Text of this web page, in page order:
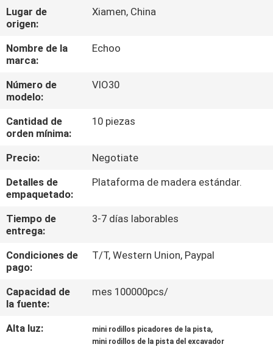
NOSOTROS
VIAJE
DE
LA
FÁBRICA
CONTROL
CALIDAD
NOTICIAS
PIDA
UNA
CITA
Lugar de
origen:
Xiamen, China
Nombre de la
marca:
Echoo
Número de
modelo:
VIO30
Cantidad de
orden mínima:
10 piezas
Precio:
Negotiate
Detalles de
empaquetado:
Plataforma de madera estándar.
Tiempo de
entrega:
3-7 días laborables
Condiciones de
pago:
T/T, Western Union, Paypal
Capacidad de
la fuente:
mes 100000pcs/
Alta luz: mini rodillos picadores de la pista,
mini rodillos de la pista del excavador